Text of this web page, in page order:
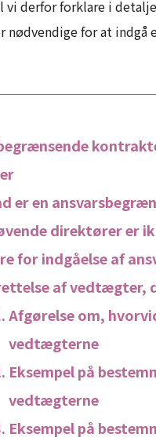
vi derfor forklare i
nødvendige for at indgå
er en
direktører er
for indgåelse af
af vedtægter,
Afgørelse om,
vedtægterne
Eksempel på
vedtægterne
Eksempel på